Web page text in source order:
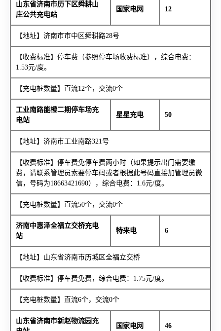
山东省济南市历下区舜耕山
庄公共充电站
国家电网 12
【地址】济南市市中区舜耕路28号
【收费标准】停车费（参照停车场收费标准），综合电费：
1.53元/度。
【充电桩数量】直流12个，交流0个
工业南路能橙二期停车场充
电站
星星充电 50
【地址】济南市工业南路321号
【收费标准】停车费免停车费两小时（如果提示出门需要缴
费，请联系管理员索要停车码或者根据此号码直接加管理员微
信，号码为18663421690），综合电费：1.6元/度。
【充电桩数量】直流50个，交流0个
济南中惠泽全福立交桥充电
站
特来电 6
【地址】山东省济南市历城区全福立交桥
【收费标准】停车费免费，综合电费：1.75元/度。
【充电桩数量】直流6个，交流0个
山东省济南市新赵物流园充
国家电网 46